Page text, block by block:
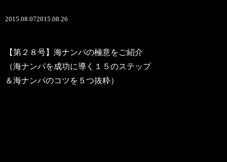
2015.08.072015.08.26
【第２８号】海ナンパの極意をご紹介
（海ナンパを成功に導く１５のステップ
＆海ナンパのコツを５つ抜粋）